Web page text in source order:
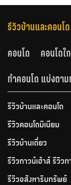
รีวิวบ้านและคอนโด
คอนโด
คอนโด
ทำคอนโด แบ่งตาม
รีวิวบ้านและคอนโด
รีวิวคอนโดมิเนียม
รีวิวบ้านเดี่ยว
รีวิวทาวน์เฮ้าส์ รีวิวท
รีวิวอสังหาริมทรัพย์